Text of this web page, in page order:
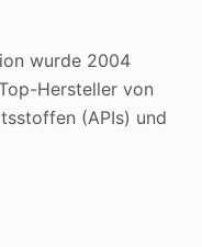
wurde 2004
Hersteller von
(APIs) und